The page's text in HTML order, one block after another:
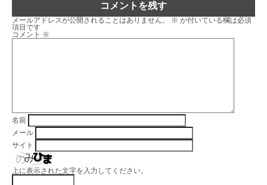
コメントを残す
メールアドレスが公開されることはありません。 ※ が付いている欄は必須
項目です
コメント ※
名前
メール
サイト
上に表示された文字を入力してください。